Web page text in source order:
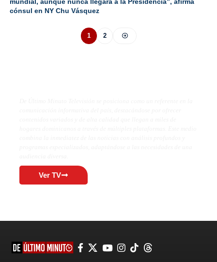
mundial, aunque nunca llegara a la Presidencia”, afirma
cónsul en NY Chu Vásquez
1 2
Ver TV